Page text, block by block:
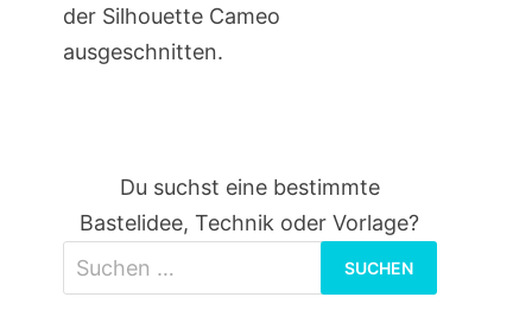
der Silhouette Cameo
ausgeschnitten.
Du suchst eine bestimmte
Bastelidee, Technik oder Vorlage?
nach: